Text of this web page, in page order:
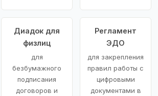
Диадок для
физлиц
для
безбумажного
подписания
договоров и
Регламент
ЭДО
для закрепления
правил работы с
цифровыми
документами в